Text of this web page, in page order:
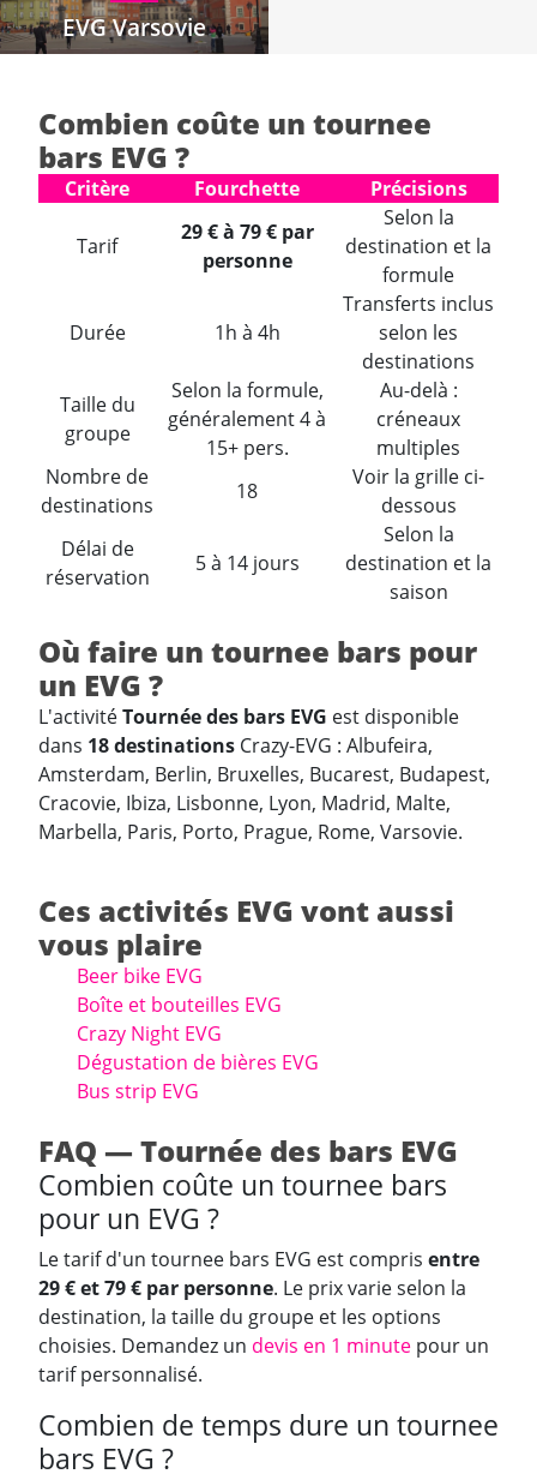
EVG Varsovie
Combien coûte un tournee
bars EVG ?
Critère Fourchette Précisions
Tarif
29 € à 79 € par
personne
Selon la
destination et la
formule
Durée 1h à 4h
Transferts inclus
selon les
destinations
Taille du
groupe
Selon la formule,
généralement 4 à
15+ pers.
Au-delà :
créneaux
multiples
Nombre de
destinations
18
Voir la grille ci-
dessous
Délai de
réservation
5 à 14 jours
Selon la
destination et la
saison
Où faire un tournee bars pour
un EVG ?
L'activitéTournée des bars EVG est disponible
dans 18 destinations Crazy-EVG : Albufeira,
Amsterdam, Berlin, Bruxelles, Bucarest, Budapest,
Cracovie, Ibiza, Lisbonne, Lyon, Madrid, Malte,
Marbella, Paris, Porto, Prague, Rome, Varsovie.
Ces activités EVG vont aussi
vous plaire
Beer bike EVG
Boîte et bouteilles EVG
Crazy Night EVG
Dégustation de bières EVG
Bus strip EVG
FAQ — Tournée des bars EVG
Combien coûte un tournee bars
pour un EVG ?
Le tarif d'un tournee bars EVG est compris entre
29 € et 79 € par personne. Le prix varie selon la
destination, la taille du groupe et les options
choisies. Demandez un devis en 1 minute pour un
tarif personnalisé.
Combien de temps dure un tournee
bars EVG ?